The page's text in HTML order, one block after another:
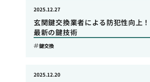
玄関鍵交換業者による防犯性向上！
最新の鍵技術
2025.12.27
鍵交換
2025.12.20